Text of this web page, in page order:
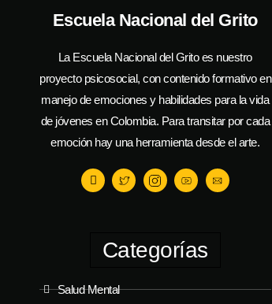
Escuela Nacional del Grito
La Escuela Nacional del Grito es nuestro
proyecto psicosocial, con contenido formativo en
manejo de emociones y habilidades para la vida
de jóvenes en Colombia. Para transitar por cada
emoción hay una herramienta desde el arte.
Categorías
Salud Mental